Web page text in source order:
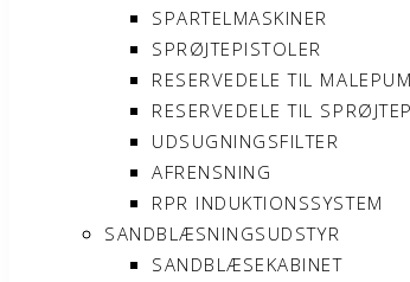
SPARTELMASKINER
SPRØJTEPISTOLER
RESERVEDELE TIL
RESERVEDELE TIL
UDSUGNINGSFILTER
AFRENSNING
RPR INDUKTIONSSYSTEM
SANDBLÆSNINGSUDSTYR
SANDBLÆSEKABINET